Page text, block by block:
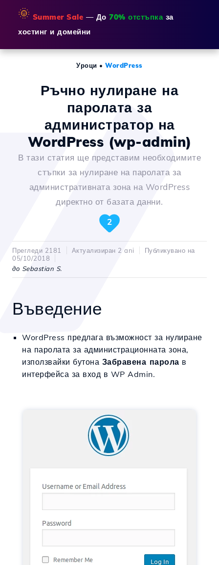
🌞 Summer Sale — До 70% отстъпказа
хостинг и домейни
Уроци •WordPress
Ръчно нулиране на
паролата за
администратор на
WordPress (wp-admin)
В тази статия ще представим необходимите
стъпки за нулиране на паролата за
административната зона на WordPress
директно от базата данни.
2
Прегледи 2181 Актуализиран 2 ani
Публикувано на
05/10/2018
до Sebastian S.
Въведение
WordPress предлага възможност за нулиране
на паролата за администрационната зона,
използвайки бутона Забравена парола в
интерфейса за вход в WP Admin.